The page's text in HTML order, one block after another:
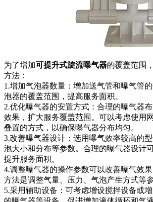
为了增加可提升式旋流曝气器的覆盖范围
方法：
1.增加气泡器数量：增加送气管和曝气管
泡器的覆盖范围，提高服务面积。
2.优化曝气器的安置方式：合理的曝气器
效果，扩大服务覆盖范围。可以考虑使用
叠置的方式，以确保曝气器分布均匀。
3.改善曝气器设计：选用曝气效率较高的
泡大小和分布等参数。合理的曝气器设计
提升服务面积。
4.调整曝气器的操作参数可以改善曝气效
方法是调整气量、压力、气泡产生方式等参
5.采用辅助设备：可考虑增设搅拌设备或